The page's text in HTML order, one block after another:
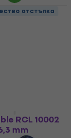
отстъпка
RCL 10002
mm